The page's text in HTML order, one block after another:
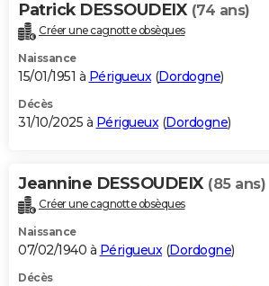
Alimentation
Guide de la santé
Maladies
Médicaments
Sommeil
VOYAGE
Destinations
City break
Voyage nature
Voyage de noces
Forum
Climat
+PHOTO
GUIDES D'ACHAT
BONS PLANS
Carte de Noël
Carte Bonne année
Carte Saint-Valentin
Carte Pâques
Carte d'anniversaire
DICTIONNAIRE
Dictionnaire
Biographies
Citations
Expressions
Proverbes
PROGRAMME TV
Patrick DESSOUDEIX (74 ans)
Créer une cagnotte obsèques
Naissance
15/01/1951 à Périgueux(Dordogne)
Décès
31/10/2025 à Périgueux(Dordogne)
Jeannine DESSOUDEIX (85 ans)
Créer une cagnotte obsèques
Naissance
07/02/1940 à Périgueux(Dordogne)
Décès